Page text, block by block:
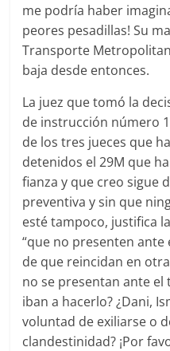
me podría haber
peores pesadillas! Su
Transporte
baja desde entonces.
La juez que tomó la
de instrucción número
de los tres jueces que
detenidos el 29M que
fianza y que creo sigue
preventiva y sin que
esté tampoco, justifica
“que no presenten
de que reincidan en
no se presentan ante el
iban a hacerlo? ¿Dani,
voluntad de exiliarse o
clandestinidad? ¡Por